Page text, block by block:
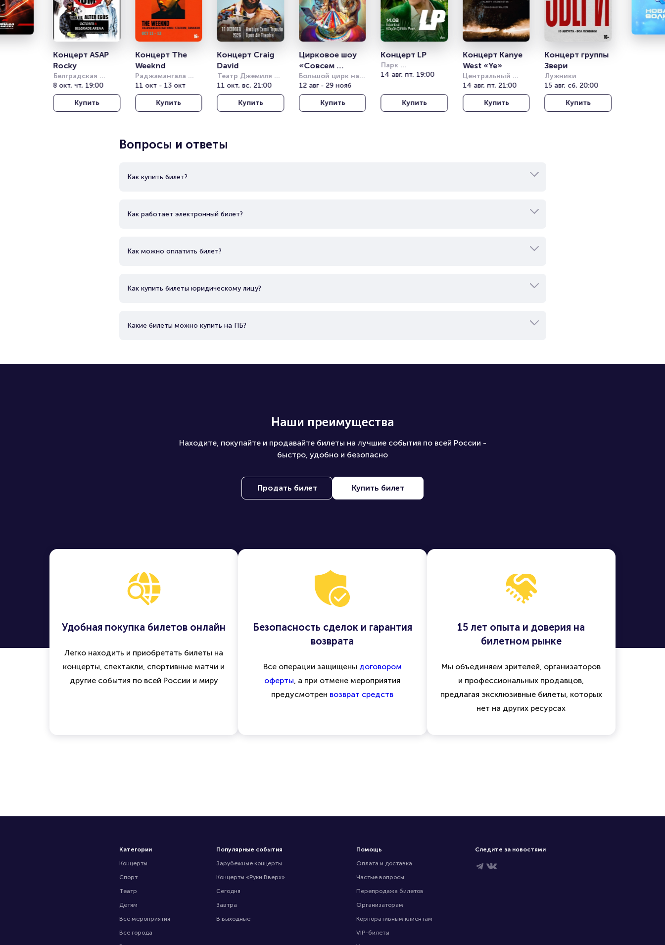
Продать билет
Брокерам
Организаторам
Концерт ASAP
Rocky
Белградская
Арена (бывш.
Штарк Арена)
8 окт, чт, 19:00
Купить
Концерт The
Weeknd
Раджамангала
Нэшнл Стэдиум
(Rajamangala
National Stadium)
11 окт - 13 окт
Купить
Концерт Craig
David
Театр Джемиля
Топузлу под
открытым небом
(Harbiye Cemil
Topuzlu Open Air
11 окт, вс, 21:00
Купить
Цирковое шоу
«Совсем
большой»
Большой цирк на
проспекте
Вернадского
12 авг - 29 нояб
Купить
Концерт LP
Парк
Кучукчифтлик
14 авг, пт, 19:00
Купить
Концерт Kanye
West «Ye»
Центральный
стадион Алматы
14 авг, пт, 21:00
Купить
Концерт группы
Звери
Лужники
15 авг, сб, 20:00
Купить
Вопросы и ответы
Как купить билет?
Как работает электронный билет?
Как можно оплатить билет?
Как купить билеты юридическому лицу?
Какие билеты можно купить на ПБ?
Наши преимущества
Находите, покупайте и продавайте билеты на лучшие события по всей России -
быстро, удобно и безопасно
Продать билет Купить билет
Удобная покупка билетов онлайн
Легко находить и приобретать билеты на
концерты, спектакли, спортивные матчи и
другие события по всей России и миру
Безопасность сделок и гарантия
возврата
Все операции защищены договором
оферты , а при отмене мероприятия
предусмотрен возврат средств
15 лет опыта и доверия на
билетном рынке
Мы объединяем зрителей, организаторов
и профессиональных продавцов,
предлагая эксклюзивные билеты, которых
нет на других ресурсах
Категории
Концерты
Спорт
Театр
Детям
Все мероприятия
Все города
Популярные события
Зарубежные концерты
Концерты «Руки Вверх»
Сегодня
Завтра
В выходные
Помощь
Оплата и доставка
Частые вопросы
Перепродажа билетов
Организаторам
Корпоративным клиентам
VIP-билеты
Следите за новостями